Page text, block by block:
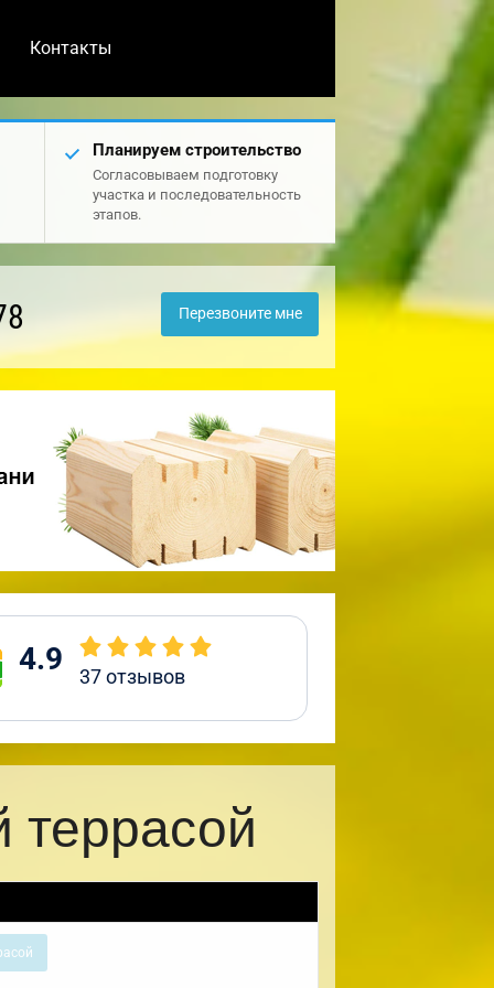
Контакты
Планируем строительство
Согласовываем подготовку
участка и последовательность
этапов.
Перезвоните мне
4.9 37отзывов